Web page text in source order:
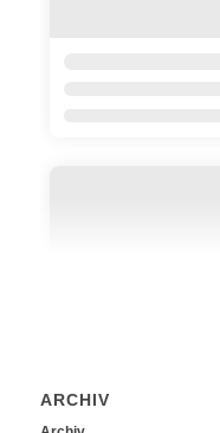
ARCHIV